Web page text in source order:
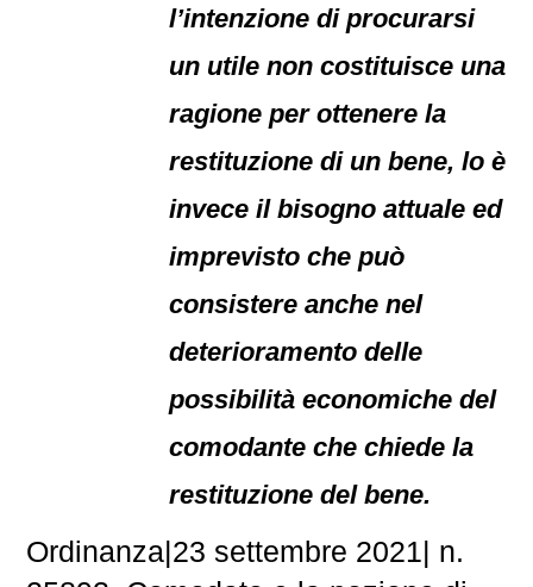
l’intenzione di procurarsi
un utile non costituisce una
ragione per ottenere la
restituzione di un bene, lo è
invece il bisogno attuale ed
imprevisto che può
consistere anche nel
deterioramento delle
possibilità economiche del
comodante che chiede la
restituzione del bene.
Ordinanza|23 settembre 2021| n.